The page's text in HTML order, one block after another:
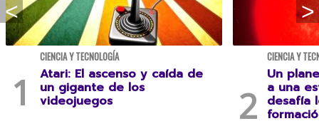
CIENCIA Y TECNOLOGÍA
Atari: El ascenso y caída de
un gigante de los
videojuegos
CIENCIA Y
Un
a una
desafía